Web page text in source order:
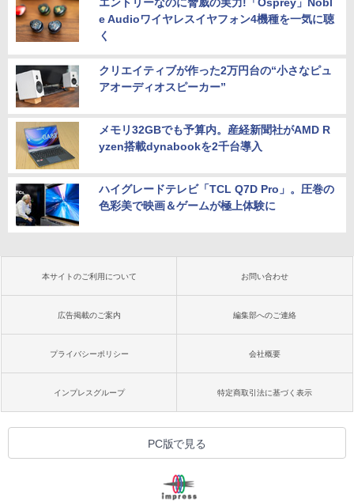
e Audioワイヤレスイヤフォン4機種を一気に聴
く
クリエイティブが作った2万円台の“小さなピュ
アオーディオスピーカー”
メモリ32GBでも予算内。産経新聞社がAMD R
yzen搭載dynabookを2千台導入
ハイグレードテレビ「TCL Q7D Pro」。圧巻の
色彩美で映画＆ゲームが極上体験に
本サイトのご利用について お問い合わせ
広告掲載のご案内 編集部へのご連絡
プライバシーポリシー 会社概要
インプレスグループ 特定商取引法に基づく表示
PC版で見る